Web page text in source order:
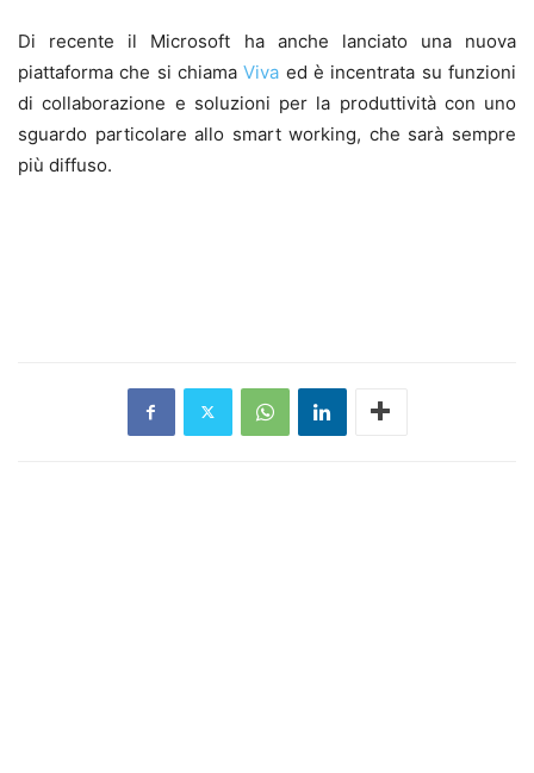
Di recente il Microsoft ha anche lanciato una nuova
piattaforma che si chiama Viva ed è incentrata su funzioni
di collaborazione e soluzioni per la produttività con uno
sguardo particolare allo smart working, che sarà sempre
più diffuso.